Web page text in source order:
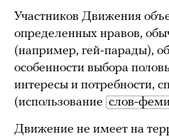
Участников Движения
определенных нравов,
(например, гей-парады),
особенности выбора
интересы и потребности,
(использование слов-
Движение не имеет на